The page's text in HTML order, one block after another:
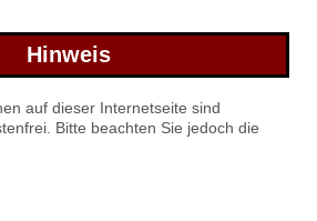
Hinweis
auf dieser Internetseite sind
Bitte beachten Sie jedoch die